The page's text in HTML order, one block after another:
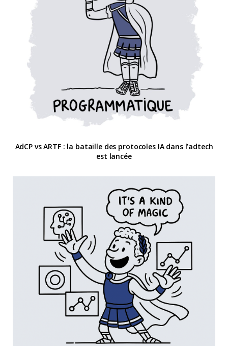
AdCP vs ARTF : la bataille des protocoles IA dans l’adtech
est lancée